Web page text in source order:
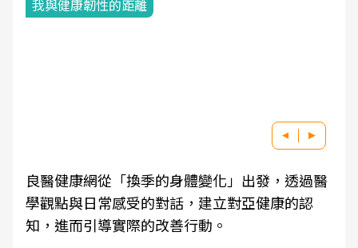
我與健康韌性的距離
良醫健康網從「換季的身體變化」出發，透過醫
學觀點與日常感受的對話，建立對亞健康的認
知，進而引導實際的改善行動。